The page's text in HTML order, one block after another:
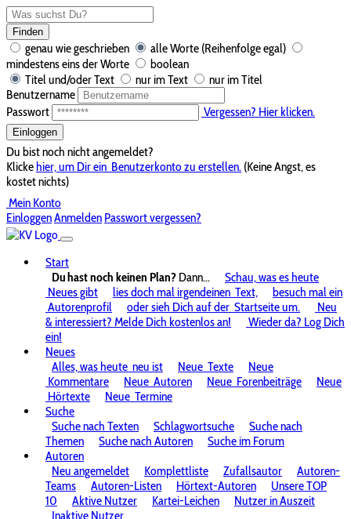
Finden
genau wie geschrieben
alle Worte (Reihenfolge egal)
mindestens eins der Worte
boolean
Titel und/oder Text
nur im Text
nur im Titel
Benutzername
Passwort
Vergessen? Hier klicken.
Einloggen
Du bist noch nicht angemeldet?
Klickehier, um Dir ein Benutzerkonto zu erstellen. (Keine Angst, es
kostet nichts)
Mein Konto
EinloggenAnmelden Passwort vergessen?
Start
Du hast noch keinen Plan? Dann...
Schau, was es heute
Neues gibt
lies doch mal irgendeinen Text,
besuch mal ein
Autorenprofil
oder sieh Dich auf der Startseite um.
Neu
& interessiert? Melde Dich kostenlos an!
Wieder da? Log Dich
ein!
Neues
Alles, was heute neu ist Neue Texte
Neue
Kommentare
Neue Autoren Neue Forenbeiträge
Neue
Hörtexte
Neue Termine
Suche
Suche nach Texten
Schlagwortsuche
Suche nach
Themen
Suche nach Autoren
Suche im Forum
Autoren
Neu angemeldet
Komplettliste Zufallsautor
Autoren-
Teams
Autoren-Listen Hörtext-Autoren
Unsere TOP
10
Aktive Nutzer Kartei-Leichen
Nutzer in Auszeit
Inaktive Nutzer